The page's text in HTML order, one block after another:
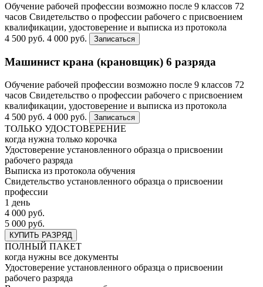
Обучение рабочей профессии возможно после 9 классов 72
часов Свидетельство о профессии рабочего с присвоением
квалификации, удостоверение и выписка из протокола
4 500 руб. 4 000 руб. Записаться
Машинист крана (крановщик) 6 разряда
Обучение рабочей профессии возможно после 9 классов 72
часов Свидетельство о профессии рабочего с присвоением
квалификации, удостоверение и выписка из протокола
4 500 руб. 4 000 руб. Записаться
ТОЛЬКО УДОСТОВЕРЕНИЕ
когда нужна только корочка
Удостоверение установленного образца о присвоении
рабочего разряда
Выписка из протокола обучения
Свидетельство установленного образца о присвоении
профессии
1 день
4 000 руб.
5 000 руб.
КУПИТЬ РАЗРЯД
ПОЛНЫЙ ПАКЕТ
когда нужны все документы
Удостоверение установленного образца о присвоении
рабочего разряда